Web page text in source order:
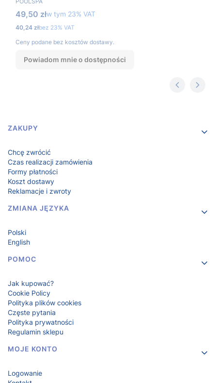
Cena brutto
49,50 złw tym %s VAT
w tym 23% VAT
Cena netto
40,24 złbez 23% VAT
Ceny podane bez kosztów dostawy.
Powiadom mnie o dostępności
Linki w stopce
ZAKUPY
Chcę zwrócić
Czas realizacji zamówienia
Formy płatności
Koszt dostawy
Reklamacje i zwroty
ZMIANA JĘZYKA
Polski
English
POMOC
Jak kupować?
Cookie Policy
Polityka plików cookies
Częste pytania
Polityka prywatności
Regulamin sklepu
MOJE KONTO
Logowanie